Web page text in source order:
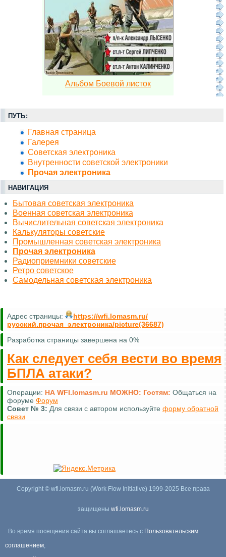
Альбом Боевой листок
ПУТЬ:
Главная страница
Галерея
Советская электроника
Внутренности советской электроники
Прочая электроника
НАВИГАЦИЯ
Бытовая советская электроника
Военная советская электроника
Вычислительная советская электроника
Калькуляторы советские
Промышленная советская электроника
Прочая электроника
Радиоприемники советские
Ретро советское
Самодельная советская электроника
Адрес страницы:
https://wfi.lomasm.ru/
русский.прочая_электроника/picture(36687)
Разработка страницы завершена на 0%
Как следует себя вести во время
БПЛА атаки?
Операции: НА WFI.lomasm.ru МОЖНО: Гостям: Общаться на
форуме Форум
Совет № 3: Для связи с автором используйте форму обратной
связи
Copyright © wfi.lomasm.ru (Work Flow Initiative) 1999-2025 Все права
защищены wfi.lomasm.ru
Во время посещения сайта вы соглашаетесь с Пользовательским
соглашением